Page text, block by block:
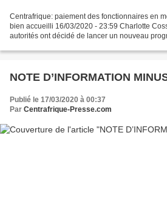
Centrafrique: paiement des fonctionnaires en
bien accueilli 16/03/2020 - 23:59 Charlotte
autorités ont décidé de lancer un nouveau
NOTE D’INFORMATION
Publié le 17/03/2020 à 00:37
Par Centrafrique-Presse.com